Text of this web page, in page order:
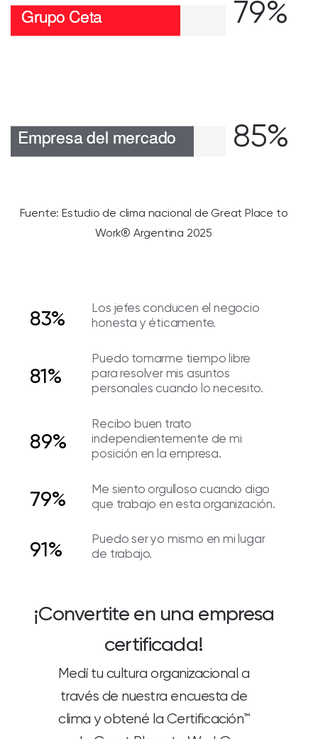
79%
85%
Fuente: Estudio de clima nacional de Great Place to
Work® Argentina 2025
83%
Los jefes conducen el negocio
honesta y éticamente.
81%
Puedo tomarme tiempo libre
para resolver mis asuntos
personales cuando lo necesito.
89%
Recibo buen trato
independientemente de mi
posición en la empresa.
79%
Me siento orgulloso cuando digo
que trabajo en esta organización.
91%
Puedo ser yo mismo en mi lugar
de trabajo.
¡Convertite en una empresa
certificada!
Medí tu cultura organizacional a
través de nuestra encuesta de
clima y obtené la Certificación™